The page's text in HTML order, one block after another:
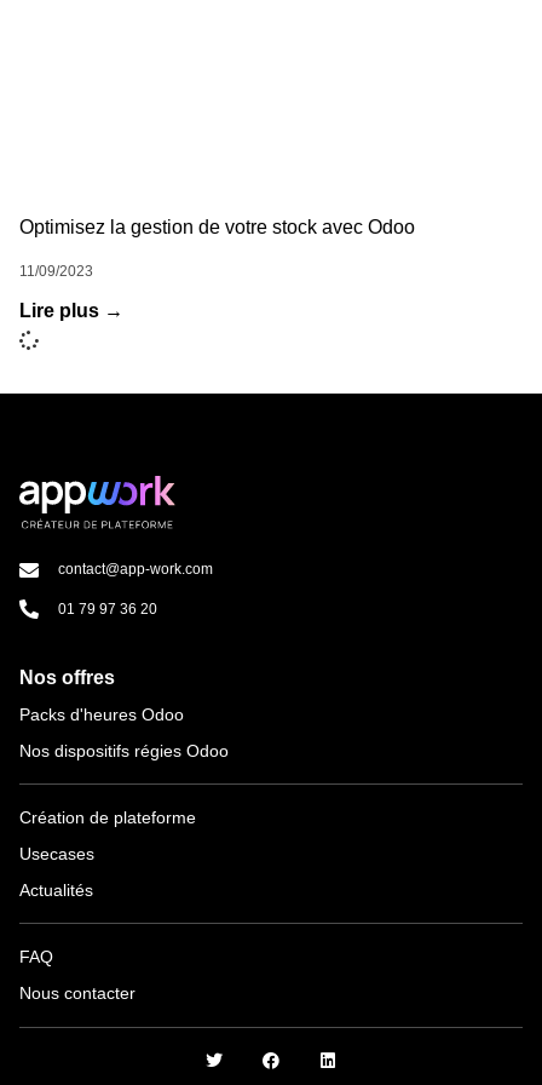
Optimisez la gestion de votre stock avec Odoo
11/09/2023
Lire plus →
contact@app-work.com
01 79 97 36 20
Nos offres
Packs d'heures Odoo
Nos dispositifs régies Odoo
Création de plateforme
Usecases
Actualités
FAQ
Nous contacter